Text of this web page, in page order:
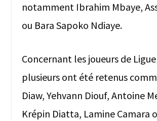
notamment Ibrahim Mbaye,
ou Bara Sapoko Ndiaye.
Concernant les joueurs de
plusieurs ont été retenus
Diaw, Yehvann Diouf, Antoine
Krépin Diatta, Lamine Camara